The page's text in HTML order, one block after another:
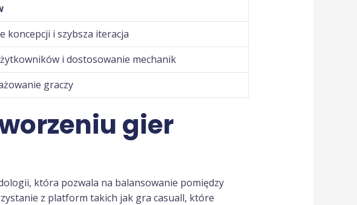
koncepcji i szybsza iteracja
i dostosowanie mechanik
graczy
gier
która pozwala na balansowanie pomiędzy
z platform takich jak gra casuall, które